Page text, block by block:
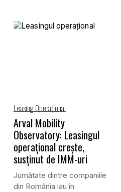
Leasing Operaţional
Arval Mobility
Observatory: Leasingul
operațional crește,
susținut de IMM-uri
Jumătate dintre companiile
din România iau în